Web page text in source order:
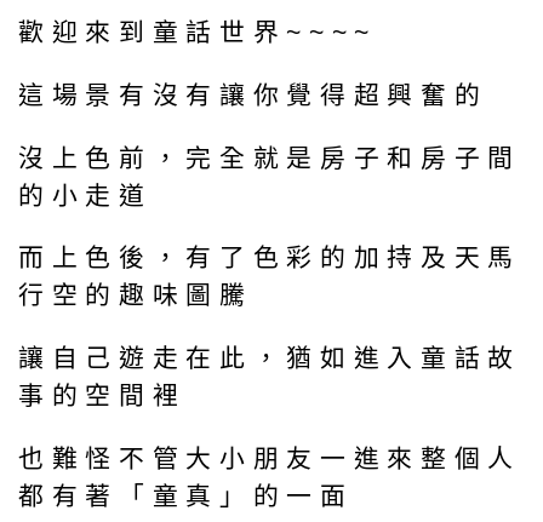
歡迎來到童話世界~~~~
這場景有沒有讓你覺得超興奮的
沒上色前，完全就是房子和房子間
的小走道
而上色後，有了色彩的加持及天馬
行空的趣味圖騰
讓自己遊走在此，猶如進入童話故
事的空間裡
也難怪不管大小朋友一進來整個人
都有著「童真」的一面